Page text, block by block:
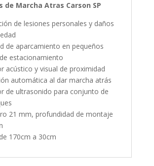
de Marcha Atras Carson SP
de lesiones personales y daños
de aparcamiento en pequeños
estacionamiento
acústico y visual de proximidad
automática al dar marcha atrás
de ultrasonido para conjunto de
21 mm, profundidad de montaje
170cm a 30cm